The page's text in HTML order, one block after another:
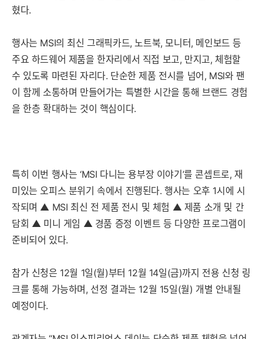
혔다.
행사는 MSI의 최신 그래픽카드, 노트북, 모니터, 메인보드 등
주요 하드웨어 제품을 한자리에서 직접 보고, 만지고, 체험할
수 있도록 마련된 자리다. 단순한 제품 전시를 넘어, MSI와 팬
이 함께 소통하며 만들어가는 특별한 시간을 통해 브랜드 경험
을 한층 확대하는 것이 핵심이다.
특히 이번 행사는 ‘MSI 다니는 용부장 이야기’를 콘셉트로, 재
미있는 오피스 분위기 속에서 진행된다. 행사는 오후 1시에 시
작되며 ▲ MSI 최신 전 제품 전시 및 체험 ▲ 제품 소개 및 간
담회 ▲ 미니 게임 ▲ 경품 증정 이벤트 등 다양한 프로그램이
준비되어 있다.
참가 신청은 12월 1일(월)부터 12월 14일(금)까지 전용 신청 링
크를 통해 가능하며, 선정 결과는 12월 15일(월) 개별 안내될
예정이다.